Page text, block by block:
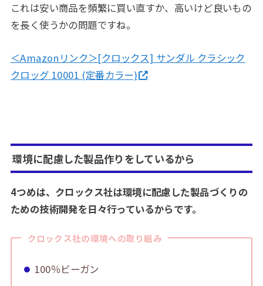
これは安い商品を頻繁に買い直すか、高いけど良いもの
を長く使うかの問題ですね。
＜Amazonリンク＞[クロックス] サンダル クラシック
クロッグ 10001 (定番カラー)
環境に配慮した製品作りをしているから
4つめは、クロックス社は環境に配慮した製品づくりの
ための技術開発を日々行っているからです。
クロックス社の環境への取り組み
100％ビーガン